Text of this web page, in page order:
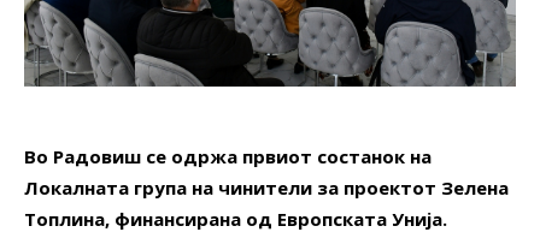
Во Радовиш се одржа првиот состанок на
Локалната група на чинители за проектот Зелена
Топлина, финансирана од Европската Унија.